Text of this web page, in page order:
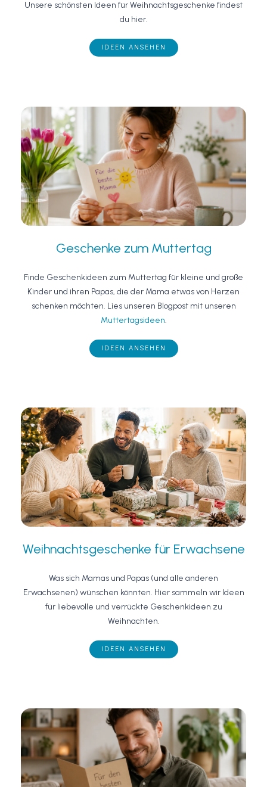
Unsere schönsten Ideen für Weihnachtsgeschenke findest
du hier.
IDEEN ANSEHEN
Geschenke zum Muttertag
Finde Geschenkideen zum Muttertag für kleine und große
Kinder und ihren Papas, die der Mama etwas von Herzen
schenken möchten. Lies unseren Blogpost mit unseren
Muttertagsideen.
IDEEN ANSEHEN
Weihnachtsgeschenke für Erwachsene
Was sich Mamas und Papas (und alle anderen
Erwachsenen) wünschen könnten. Hier sammeln wir Ideen
für liebevolle und verrückte Geschenkideen zu
Weihnachten.
IDEEN ANSEHEN